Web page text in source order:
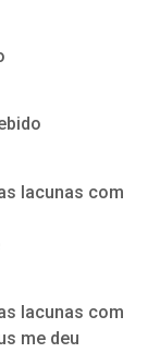
lacunas com
lacunas com
me deu